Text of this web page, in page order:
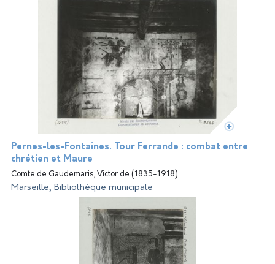
Pernes-les-Fontaines. Tour Ferrande : combat entre
chrétien et Maure
Comte de Gaudemaris, Victor de (1835-1918)
Marseille, Bibliothèque municipale